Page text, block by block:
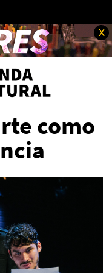
x
como